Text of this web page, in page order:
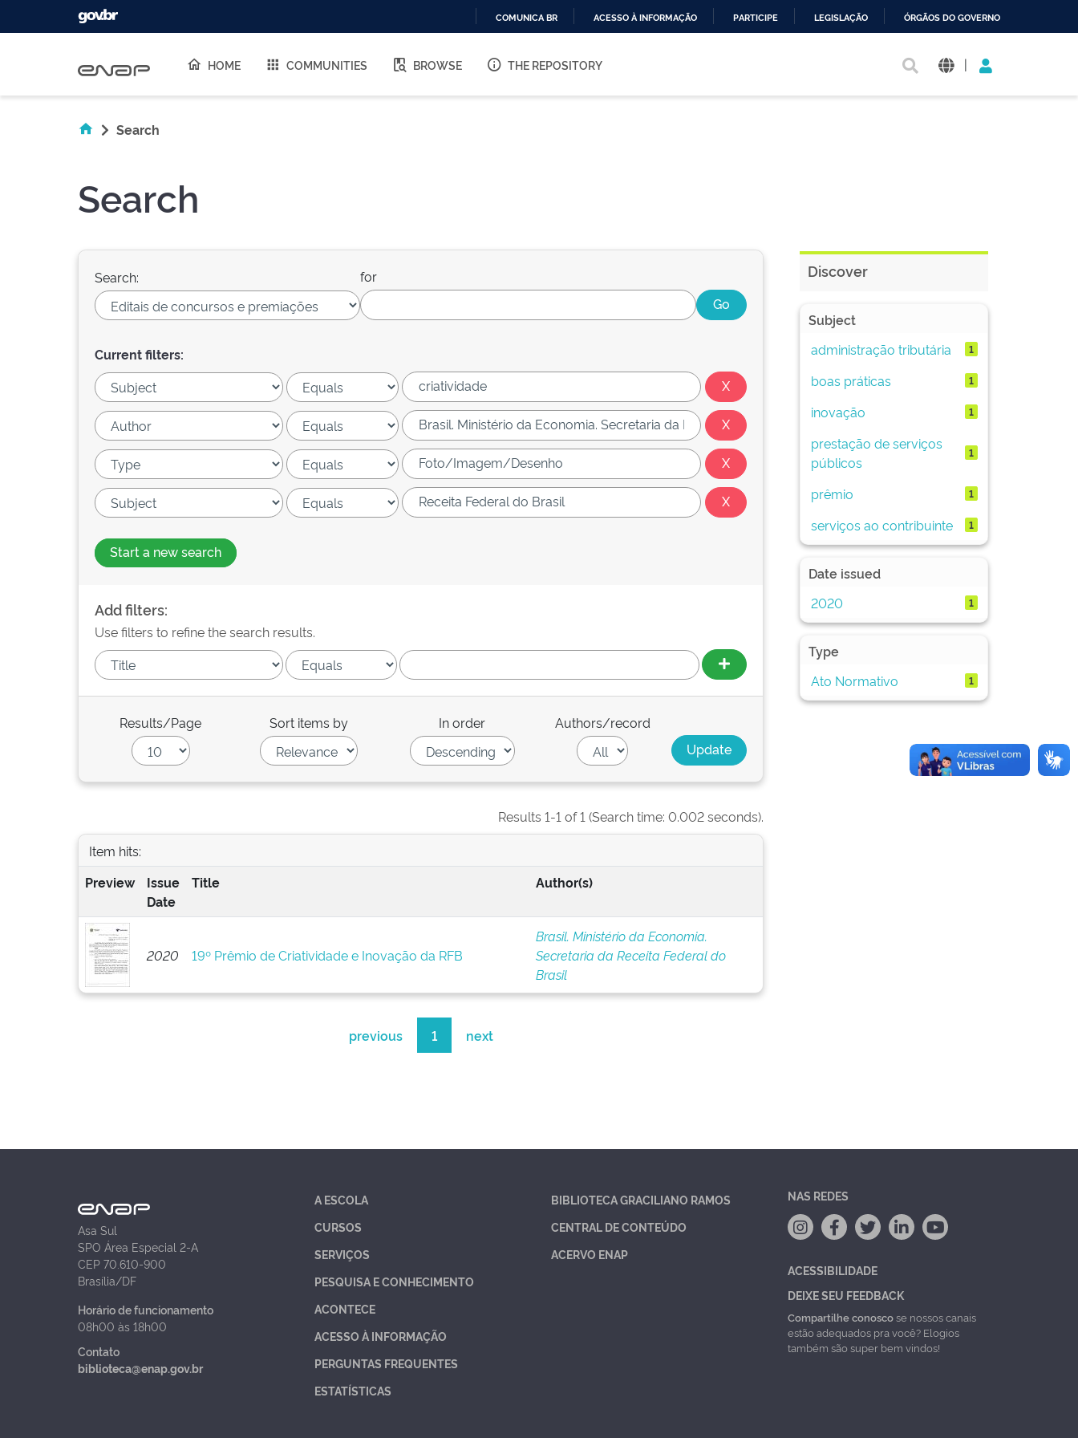
O
COMUNICA BR ACESSO À INFORMAÇÃO PARTICIPE LEGISLAÇÃO ÓRGÃOS DO GOVERNO
HOME COMMUNITIES BROWSE THE REPOSITORY |
Search
Search
Search: for
Current filters:
Start a new search
Add filters:
Use filters to refine the search results.
Results/Page Sort items by In order Authors/record
Results 1-1 of 1 (Search time: 0.002 seconds).
Item hits:
Preview
Issue
Date
Title Author(s)
2020 19º Prêmio de Criatividade e Inovação da RFB
Brasil. Ministério da Economia.
Secretaria da Receita Federal do
Brasil
previous 1 next
Discover
Subject
administração tributária
1
boas práticas 1
inovação 1
prestação de serviços
públicos
1
prêmio 1
serviços ao contribuinte 1
Date issued
2020
1
Type
Ato Normativo
1
Asa Sul
SPO Área Especial 2-A
CEP 70.610-900
Brasília/DF
Horário de funcionamento
08h00 às 18h00
Contato
biblioteca@enap.gov.br
A ESCOLA
CURSOS
SERVIÇOS
PESQUISA E CONHECIMENTO
ACONTECE
ACESSO À INFORMAÇÃO
PERGUNTAS FREQUENTES
ESTATÍSTICAS
BIBLIOTECA GRACILIANO RAMOS
CENTRAL DE CONTEÚDO
ACERVO ENAP
NAS REDES
ACESSIBILIDADE
DEIXE SEU FEEDBACK
Compartilhe conoscose nossos canais
estão adequados pra você? Elogios
também são super bem vindos!